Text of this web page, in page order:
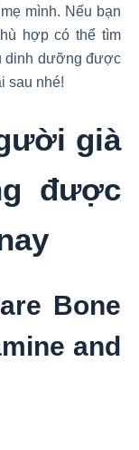
mình. Nếu bạn
hợp có thể tìm
dinh dưỡng được
sau nhé!
già
được
Bone
and